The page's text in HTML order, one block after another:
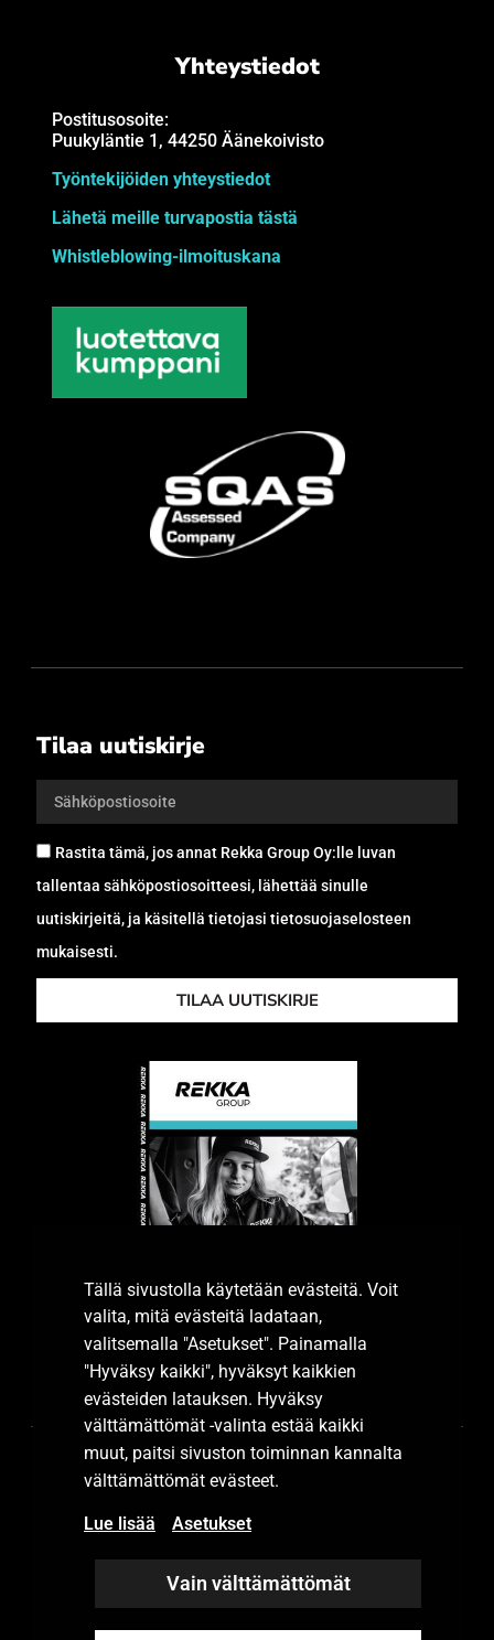
Yhteystiedot
Postitusosoite:
Puukyläntie 1, 44250 Äänekoivisto
Työntekijöiden yhteystiedot
Lähetä meille turvapostia tästä
Whistleblowing-ilmoituskana
Tilaa uutiskirje
Rastita tämä, jos annat Rekka Group Oy:lle luvan
tallentaa sähköpostiosoitteesi, lähettää sinulle
uutiskirjeitä, ja käsitellä tietojasi tietosuojaselosteen
mukaisesti.
TILAA UUTISKIRJE
Tutustu esitteeseemme.
Tällä sivustolla käytetään evästeitä. Voit
valita, mitä evästeitä ladataan,
valitsemalla "Asetukset". Painamalla
"Hyväksy kaikki", hyväksyt kaikkien
evästeiden latauksen. Hyväksy
välttämättömät -valinta estää kaikki
muut, paitsi sivuston toiminnan kannalta
välttämättömät evästeet.
Lue lisää Asetukset
Vain välttämättömät